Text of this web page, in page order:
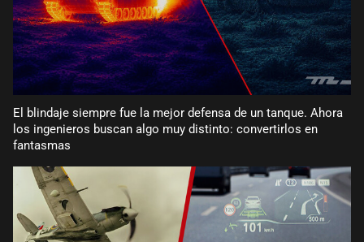
El blindaje siempre fue la mejor defensa de un tanque. Ahora
los ingenieros buscan algo muy distinto: convertirlos en
fantasmas